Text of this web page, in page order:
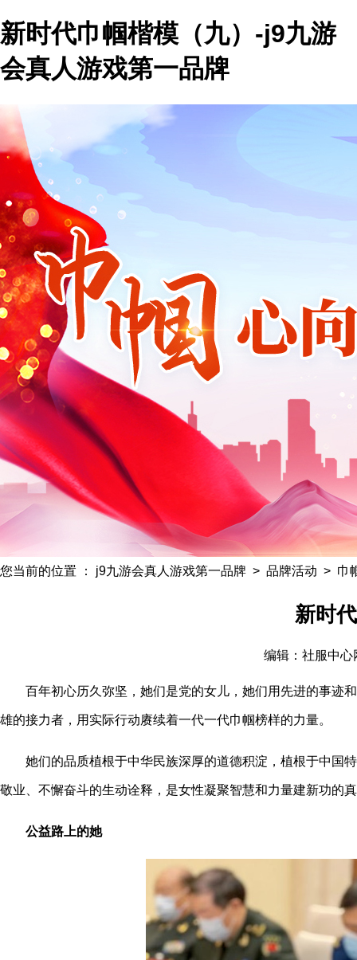
新时代巾帼楷模（九）-j9九游
会真人游戏第一品牌
您当前的位置 ： j9九游会真人游戏第一品牌 > 品牌活动 > 巾
新时
编辑：社服中心
百年初心历久弥坚，她们是党的女儿，她们用先进的事迹和
雄的接力者，用实际行动赓续着一代一代巾帼榜样的力量。
她们的品质植根于中华民族深厚的道德积淀，植根于中国特
敬业、不懈奋斗的生动诠释，是女性凝聚智慧和力量建新功的
公益路上的她